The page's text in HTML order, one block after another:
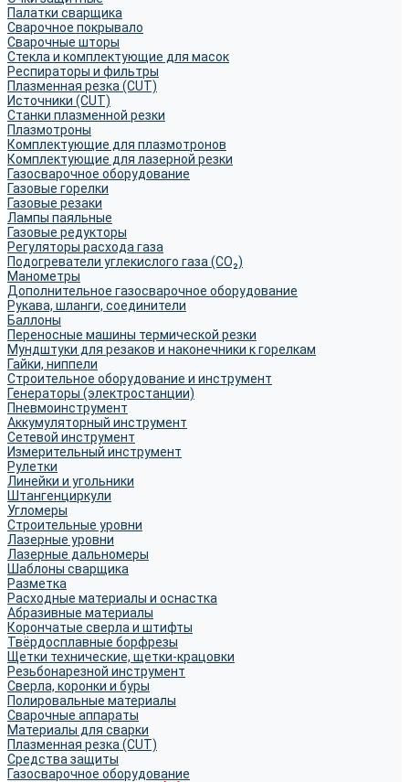
Палатки сварщика
Сварочное покрывало
Сварочные шторы
Стекла и комплектующие для масок
Респираторы и фильтры
Плазменная резка (CUT)
Источники (CUT)
Станки плазменной резки
Плазмотроны
Комплектующие для плазмотронов
Комплектующие для лазерной резки
Газосварочное оборудование
Газовые горелки
Газовые резаки
Лампы паяльные
Газовые редукторы
Регуляторы расхода газа
Подогреватели углекислого газа (CO₂)
Манометры
Дополнительное газосварочное оборудование
Рукава, шланги, соединители
Баллоны
Переносные машины термической резки
Мундштуки для резаков и наконечники к горелкам
Гайки, ниппели
Строительное оборудование и инструмент
Генераторы (электростанции)
Пневмоинструмент
Аккумуляторный инструмент
Сетевой инструмент
Измерительный инструмент
Рулетки
Линейки и угольники
Штангенциркули
Угломеры
Строительные уровни
Лазерные уровни
Лазерные дальномеры
Шаблоны сварщика
Разметка
Расходные материалы и оснастка
Абразивные материалы
Корончатые сверла и штифты
Твёрдосплавные борфрезы
Щетки технические, щетки-крацовки
Резьбонарезной инструмент
Сверла, коронки и буры
Полировальные материалы
Сварочные аппараты
Материалы для сварки
Плазменная резка (CUT)
Средства защиты
Газосварочное оборудование